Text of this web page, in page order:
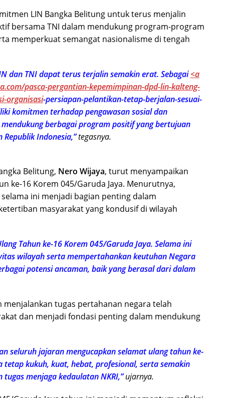
LIN Bangka Belitung untuk terus menjalin
bersama TNI dalam mendukung program-program
memperkuat semangat nasionalisme di tengah
dan TNI dapat terus terjalin semakin erat. Sebagai<a
pasca-pergantian-kepemimpinan-dpd-lin-kalteng-
organisasi-persiapan-pelantikan-tetap-berjalan-sesuai-
komitmen terhadap pengawasan sosial dan
berbagai program positif yang bertujuan
Indonesia,”tegasnya.
Belitung, Nero Wijaya, turut menyampaikan
ke-16 Korem 045/Garuda Jaya. Menurutnya,
ini menjadi bagian penting dalam
masyarakat yang kondusif di wilayah
Tahun ke-16 Korem 045/Garuda Jaya. Selama ini
wilayah serta mempertahankan keutuhan Negara
potensi ancaman, baik yang berasal dari dalam
tugas pertahanan negara telah
dan menjadi fondasi penting dalam mendukung
seluruh jajaran mengucapkan selamat ulang tahun ke-
tetap kukuh, kuat, hebat, profesional, serta semakin
menjaga kedaulatan NKRI,”ujarnya.